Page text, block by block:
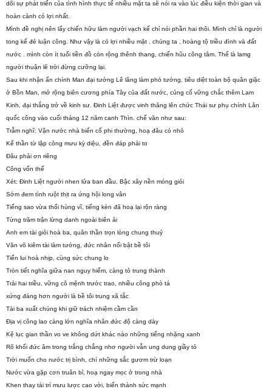
dõi sự phát triển của tình hình thực tế nhiều mặt ta sẽ nói ra vào lúc điều kiện thời gian và
hoàn cảnh có lợi nhất.
Mình đề nghị nên lấy chiến hữu làm người vạch kế chỉ nói phần hai thôi. Mình chỉ là người
tong kế đẻ luận công. Như vậy là có lợi nhiều mặt . chúng ta , hoàng tộ triều đình và đất
nước . mình còn ít tuổi tiền đồ còn rộng thênh thang, chiến hũu công tâm. Thế là lamg
người thuận lẽ trời đừng cưỡng lại.
Sau khi nhận ấn chính Man đại tướng Lê lăng làm phó tướng, tiêu diệt toàn bộ quân giặc
ở Bồn Man, mở rộng biên cương phía Tây của đất nước, củng cố vững chắc thêm Lam
Kinh, đại thắng trở về kinh sư. Đinh Liệt được vinh thăng lên chức Thái sư phụ chính Lân
quốc công vào cuối tháng 12 năm canh Thìn. chế văn như sau:
Trẫm nghĩ: Vận nước nhà biến cố phi thường, hoạ đâu có nhỏ
Kể thần từ lập công mưu kỳ diệu, đền đáp phải to
Đâu phải ơn riêng
Công vốn thế
Xét: Đinh Liệt người nhen lửa ban đầu, Bậc xây nền móng giỏi
Sớm đem tình ruột thịt ra ứng hội long vân
Tiếng sao vừa thổi hùng vĩ, tiếng kèn đã hoạ lại rộn ràng
Từng trăm trận lừng danh ngoài biên ải
Anh em tài giỏi hoà ba, quân thần trọn lòng chung thuỷ
Văn võ kiêm tài làm tướng, đức nhân nổi bật bề tôi
Tiến lui hoà nhịp, cùng sức chung lo
Tròn tiết nghĩa giữa nan nguy hiểm, càng tỏ trung thành
Trải hai triều, vững cô mệnh trước trao, nhiều công phò tá
xứng đáng hơn người là bề tôi trung xã tắc
Tài ba xuất chúng khi giữ trách nhiệm cầm cần
Địa vị công lao càng lớn nghĩa nhân đức độ càng dày
Kệ lục gian thần vo ve không dứt khác nào những tiếng nhặng xanh
Rõ khối đức âm trong trắng chẳng nhơ người vẫn ung dung giầy tỏ
Trời muốn cho nước trị bình, chí những sắc gươm trừ loạn
Nước vừa gặp cơn truân bỉ, hoạ ngay mọc ở trong nhà
Khen thay tài trí mưu lược cao vời, biến thành sức mạnh